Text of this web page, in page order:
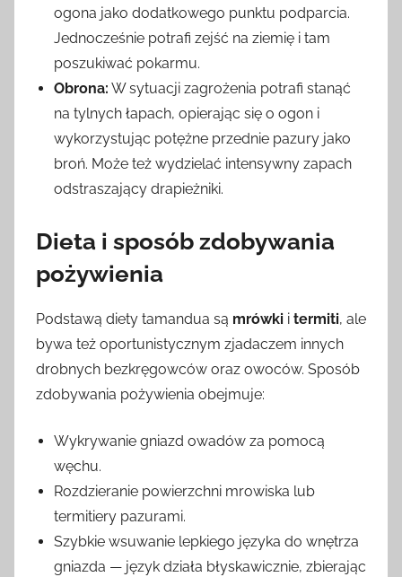
ogona jako dodatkowego punktu podparcia.
Jednocześnie potrafi zejść na ziemię i tam
poszukiwać pokarmu.
Obrona: W sytuacji zagrożenia potrafi stanąć
na tylnych łapach, opierając się o ogon i
wykorzystując potężne przednie pazury jako
broń. Może też wydzielać intensywny zapach
odstraszający drapieżniki.
Dieta i sposób zdobywania
pożywienia
Podstawą diety tamandua są mrówki i termiti, ale
bywa też oportunistycznym zjadaczem innych
drobnych bezkręgowców oraz owoców. Sposób
zdobywania pożywienia obejmuje:
Wykrywanie gniazd owadów za pomocą
węchu.
Rozdzieranie powierzchni mrowiska lub
termitiery pazurami.
Szybkie wsuwanie lepkiego języka do wnętrza
gniazda — język działa błyskawicznie, zbierając